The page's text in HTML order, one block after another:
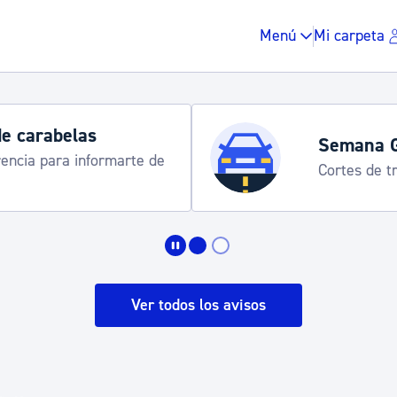
Menú Mi carpeta
Espacio público,
Semana Grande 2026
Cortes de tráfico y servicios especiales de
Ver todos los avisos